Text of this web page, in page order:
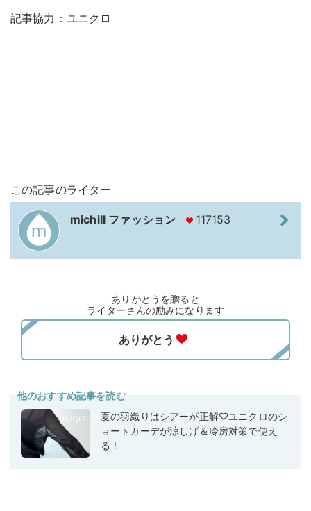
記事協力：ユニクロ
この記事のライター
michill ファッション 117153
ありがとうを贈ると
ライターさんの励みになります
他のおすすめ記事を読む
夏の羽織りはシアーが正解♡ユニクロのシ
ョートカーデが涼しげ＆冷房対策で使え
る！